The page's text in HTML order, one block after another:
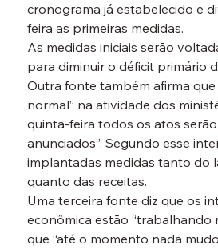
cronograma já estabelecido e
feira as primeiras medidas.
As medidas iniciais serão
para diminuir o déficit primário
Outra fonte também afirma que
normal” na atividade dos
quinta-feira todos os atos
anunciados”. Segundo esse
implantadas medidas tanto do
quanto das receitas.
Uma terceira fonte diz que os
econômica estão “trabalhando
que “até o momento nada